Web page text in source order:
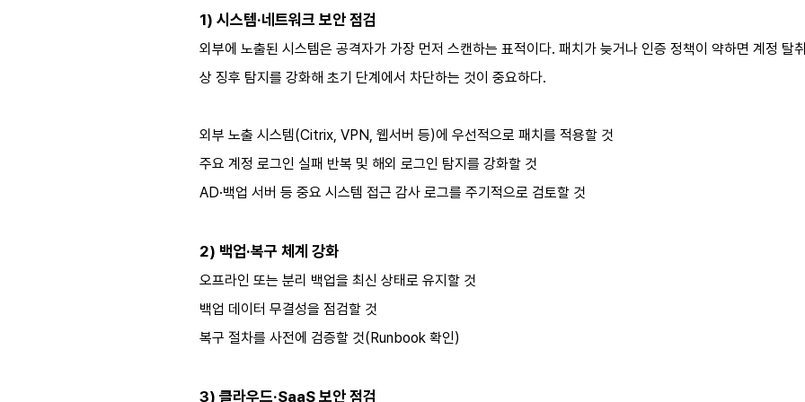
1) 시스템·네트워크 보안 점검
외부에 노출된 시스템은 공격자가 가장 먼저 스캔하는 표적이다. 패치가 늦거나 인증 정책이 약하면 계정 탈
상 징후 탐지를 강화해 초기 단계에서 차단하는 것이 중요하다.
외부 노출 시스템(Citrix, VPN, 웹서버 등)에 우선적으로 패치를 적용할 것
주요 계정 로그인 실패 반복 및 해외 로그인 탐지를 강화할 것
AD·백업 서버 등 중요 시스템 접근 감사 로그를 주기적으로 검토할 것
2) 백업·복구 체계 강화
오프라인 또는 분리 백업을 최신 상태로 유지할 것
백업 데이터 무결성을 점검할 것
복구 절차를 사전에 검증할 것(Runbook 확인)
3) 클라우드·SaaS 보안 점검